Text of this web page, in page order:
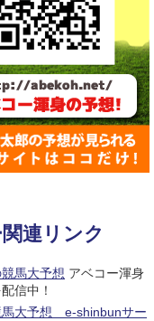
連リンク
馬大予想 アベコー渾身
信中！
馬大予想 e-shinbunサー